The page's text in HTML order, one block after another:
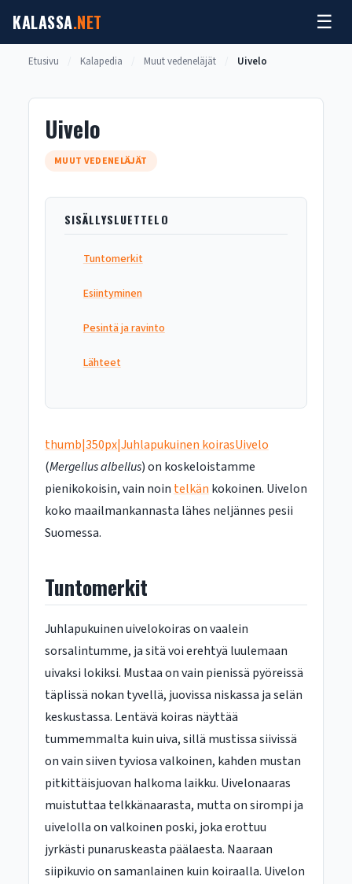
sisältöön
KALASSA.NET ☰
Etusivu Kalapedia Muut vedeneläjät Uivelo
Uivelo
MUUT VEDENELÄJÄT
SISÄLLYSLUETTELO
Tuntomerkit
Esiintyminen
Pesintä ja ravinto
Lähteet
thumb|350px|Juhlapukuinen koirasUivelo
(Mergellus albellus) on koskeloistamme
pienikokoisin, vain noin telkän kokoinen. Uivelon
koko maailmankannasta lähes neljännes pesii
Suomessa.
Tuntomerkit
Juhlapukuinen uivelokoiras on vaalein
sorsalintumme, ja sitä voi erehtyä luulemaan
uivaksi lokiksi. Mustaa on vain pienissä pyöreissä
täplissä nokan tyvellä, juovissa niskassa ja selän
keskustassa. Lentävä koiras näyttää
tummemmalta kuin uiva, sillä mustissa siivissä
on vain siiven tyviosa valkoinen, kahden mustan
pitkittäisjuovan halkoma laikku. Uivelonaaras
muistuttaa telkkänaarasta, mutta on sirompi ja
uivelolla on valkoinen poski, joka erottuu
jyrkästi punaruskeasta päälaesta. Naaraan
siipikuvio on samanlainen kuin koiraalla. Uivelon